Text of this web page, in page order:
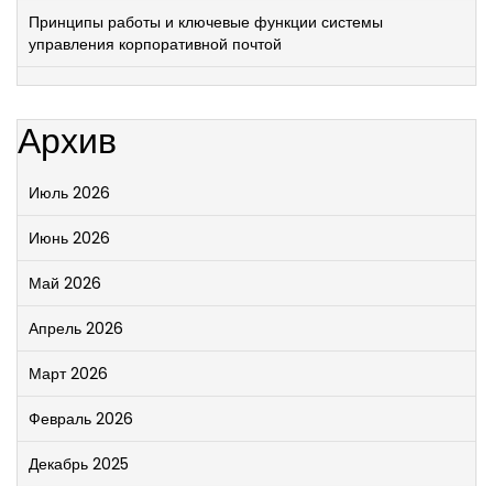
Принципы работы и ключевые функции системы
управления корпоративной почтой
Архив
Июль 2026
Июнь 2026
Май 2026
Апрель 2026
Март 2026
Февраль 2026
Декабрь 2025